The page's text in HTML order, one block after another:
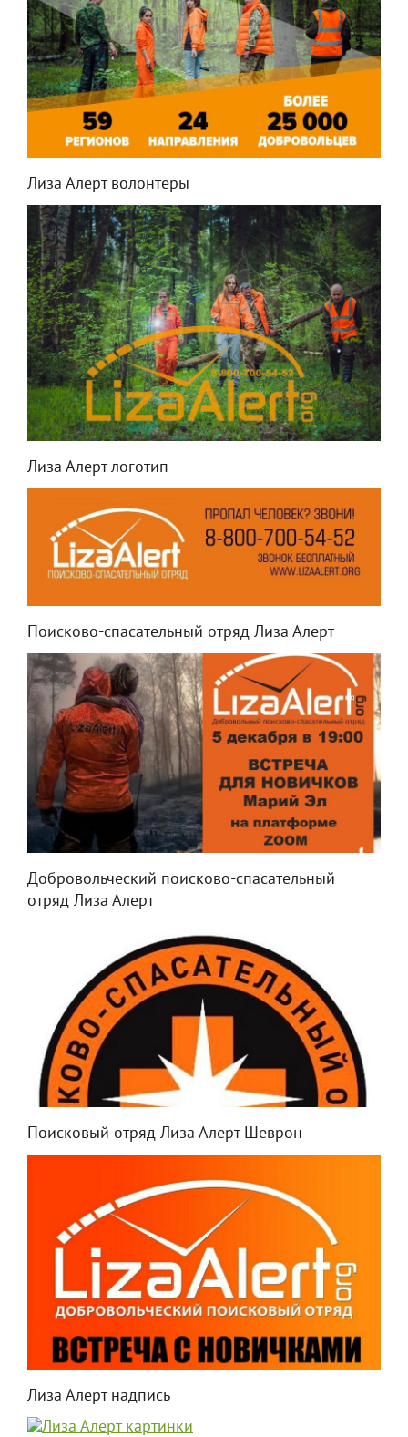
Лиза Алерт волонтеры
Лиза Алерт логотип
Поисково-спасательный отряд Лиза Алерт
Добровольческий поисково-спасательный
отряд Лиза Алерт
Поисковый отряд Лиза Алерт Шеврон
Лиза Алерт надпись